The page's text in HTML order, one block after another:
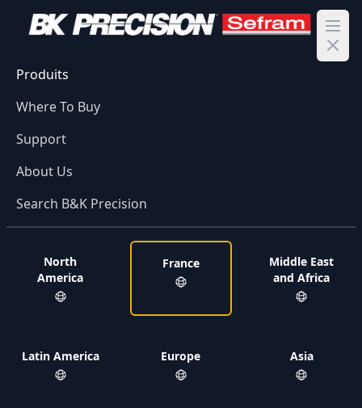
Produits
Where To Buy
Support
About Us
Search B&K Precision
North
America
Latin America
France
Europe
Middle East
and Africa
Asia